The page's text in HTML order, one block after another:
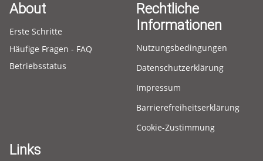
About
Erste Schritte
Häufige Fragen - FAQ
Betriebsstatus
Rechtliche
Informationen
Nutzungsbedingungen
Datenschutzerklärung
Impressum
Barrierefreiheitserklärung
Cookie-Zustimmung
Links